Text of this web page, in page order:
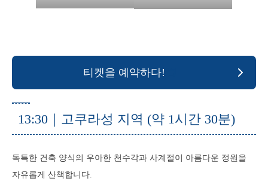
티켓을 예약하다!
13:30｜고쿠라성 지역 (약 1시간 30분)
독특한 건축 양식의 우아한 천수각과 사계절이 아름다운 정원을
자유롭게 산책합니다.